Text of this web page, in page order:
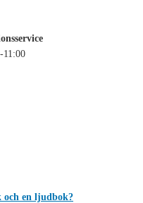
11:00
och en ljudbok?